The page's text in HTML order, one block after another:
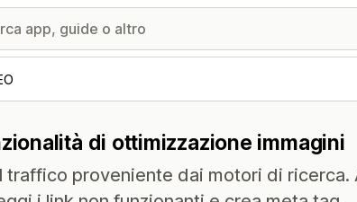
di ottimizzazione immagini
traffico proveniente dai motori di ricerca.